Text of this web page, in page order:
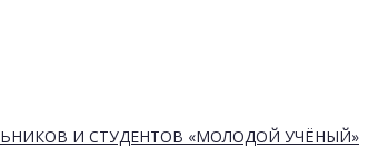
И СТУДЕНТОВ «МОЛОДОЙ УЧЁНЫЙ»